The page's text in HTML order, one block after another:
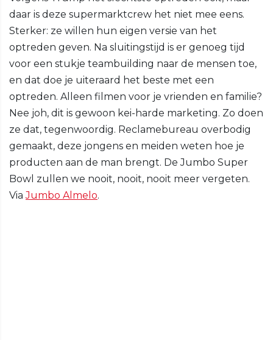
daar is deze supermarktcrew het niet mee eens.
Sterker: ze willen hun eigen versie van het
optreden geven. Na sluitingstijd is er genoeg tijd
voor een stukje teambuilding naar de mensen toe,
en dat doe je uiteraard het beste met een
optreden. Alleen filmen voor je vrienden en familie?
Nee joh, dit is gewoon kei-harde marketing. Zo doen
ze dat, tegenwoordig. Reclamebureau overbodig
gemaakt, deze jongens en meiden weten hoe je
producten aan de man brengt. De Jumbo Super
Bowl zullen we nooit, nooit, nooit meer vergeten.
ViaJumbo Almelo.